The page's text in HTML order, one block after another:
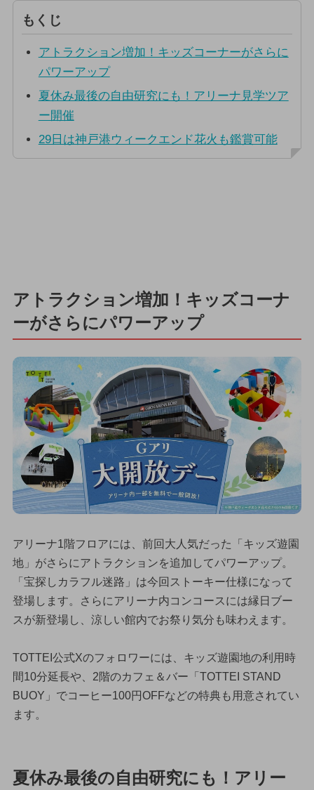
もくじ
アトラクション増加！キッズコーナーがさらに
パワーアップ
夏休み最後の自由研究にも！アリーナ見学ツア
ー開催
29日は神戸港ウィークエンド花火も鑑賞可能
アトラクション増加！キッズコーナ
ーがさらにパワーアップ
アリーナ1階フロアには、前回大人気だった「キッズ遊園
地」がさらにアトラクションを追加してパワーアップ。
「宝探しカラフル迷路」は今回ストーキー仕様になって
登場します。さらにアリーナ内コンコースには縁日ブー
スが新登場し、涼しい館内でお祭り気分も味わえます。
TOTTEI公式Xのフォロワーには、キッズ遊園地の利用時
間10分延長や、2階のカフェ＆バー「TOTTEI STAND
BUOY」でコーヒー100円OFFなどの特典も用意されてい
ます。
夏休み最後の自由研究にも！アリー